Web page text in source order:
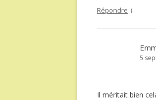
Répondre ↓
5
Il méritait bien